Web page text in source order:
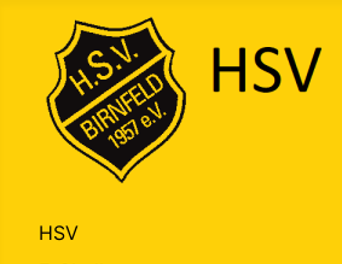
HSV